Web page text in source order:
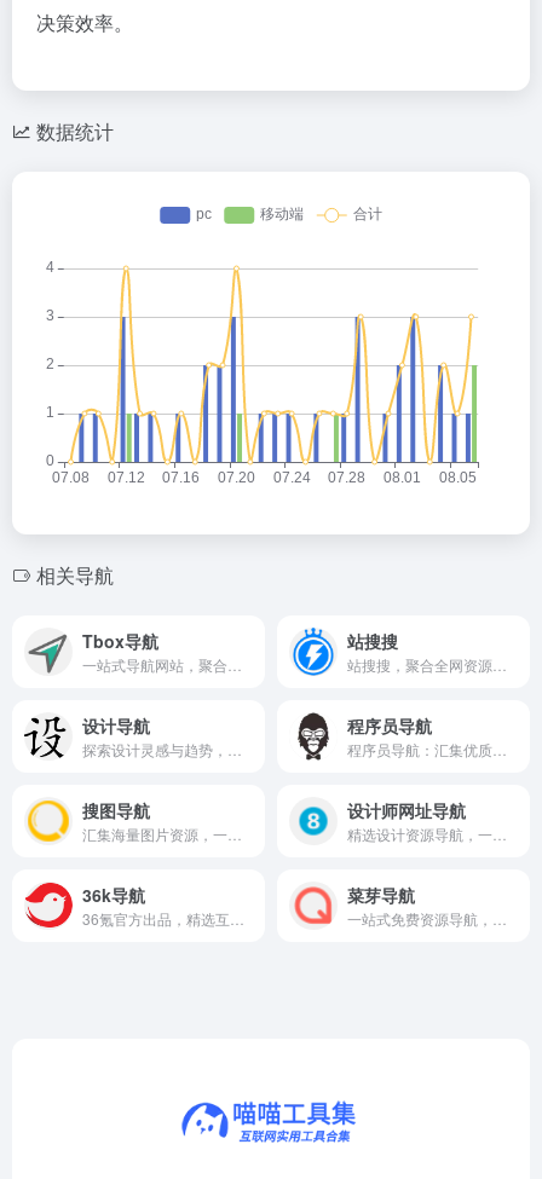
决策效率。
数据统计
相关导航
Tbox导航 站搜搜
设计导航 程序员导航
搜图导航 设计师网址导航
36k导航 菜芽导航